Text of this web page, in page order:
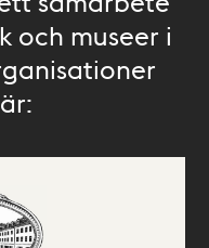
och museer i